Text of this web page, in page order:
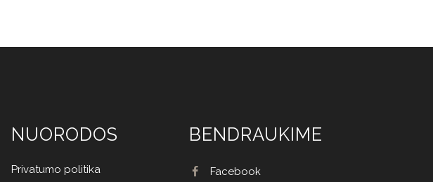
NUORODOS
Privatumo politika
BENDRAUKIME
Facebook